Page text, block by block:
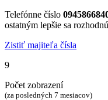
Telefónne číslo
ostatným lepšie sa
Zistiť majiteľa čísla
9
Počet zobrazení
(za posledných 7 mesiacov)